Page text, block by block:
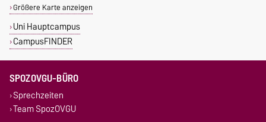
Größere Karte anzeigen
Uni Hauptcampus
CampusFINDER
SPOZOVGU-BÜRO
Sprechzeiten
Team SpozOVGU